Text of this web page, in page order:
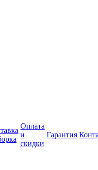
Оплата
и
скидки
Гарантия